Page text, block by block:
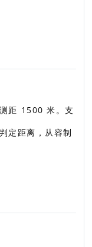
距 1500 米。支
定距离，从容制